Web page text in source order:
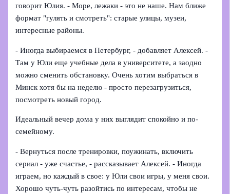
говорит Юлия. - Море, лежаки - это не наше. Нам ближе
формат "гулять и смотреть": старые улицы, музеи,
интересные районы.
- Иногда выбираемся в Петербург, - добавляет Алексей. -
Там у Юли еще учебные дела в университете, а заодно
можно сменить обстановку. Очень хотим выбраться в
Минск хотя бы на неделю - просто перезагрузиться,
посмотреть новый город.
Идеальный вечер дома у них выглядит спокойно и по-
семейному.
- Вернуться после тренировки, поужинать, включить
сериал - уже счастье, - рассказывает Алексей. - Иногда
играем, но каждый в свое: у Юли свои игры, у меня свои.
Хорошо чуть-чуть разойтись по интересам, чтобы не